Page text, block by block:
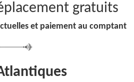
gratuits
et paiement au comptant